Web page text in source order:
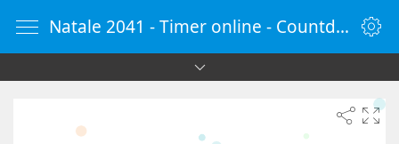
Natale 2041 - Timer online - Countdown